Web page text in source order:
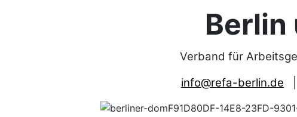
Berlin
Verband für
info@refa-berlin.de